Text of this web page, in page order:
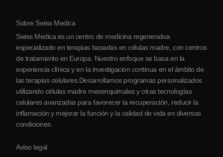
Sobre Serbia
Colaboraciones
Sobre Swiss Medica
Swiss Medica es un centro de medicina regenerativa
especializado en terapias basadas en células madre, con centros
de tratamiento en Europa. Nuestro enfoque se basa en la
experiencia clínica y en la investigación continua en el ámbito de
las terapias celulares.Desarrollamos programas personalizados
utilizando células madre mesenquimales y otras tecnologías
celulares avanzadas para favorecer la recuperación, reducir la
inflamación y mejorar la función y la calidad de vida en diversas
condiciones.
Aviso legal